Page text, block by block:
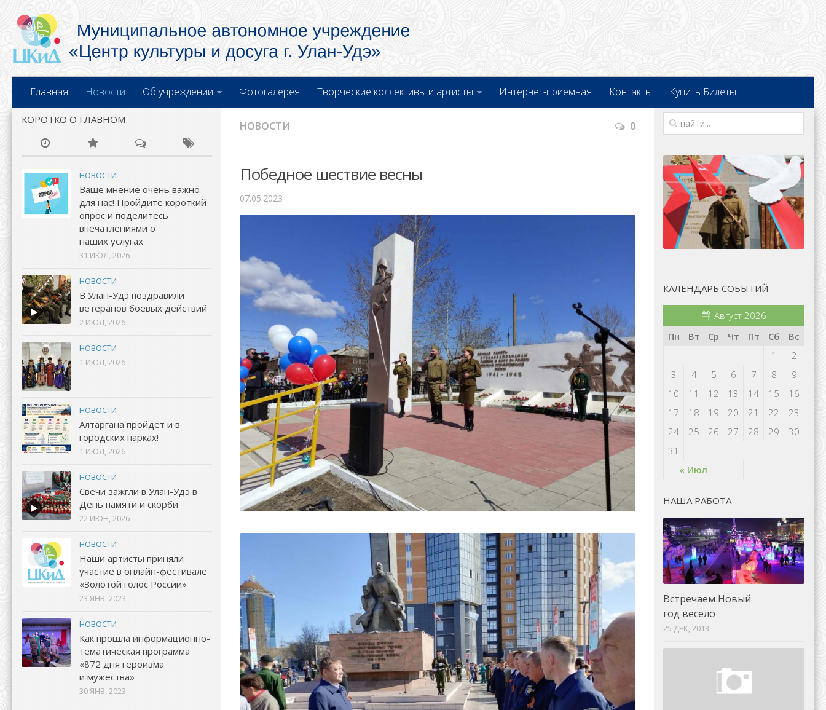
Главная Новости Об учреждении Фотогалерея Творческие коллективы и артисты Интернет-приемная Контакты Купить Билеты
НОВОСТИ 0
Победное шествие весны
07.05.2023
КОРОТКО О ГЛАВНОМ
НОВОСТИ
Ваше мнение очень важно
для нас! Пройдите короткий
опрос и поделитесь
впечатлениями о
наших услугах
31 ИЮЛ, 2026
НОВОСТИ
В Улан-Удэ поздравили
ветеранов боевых действий
2 ИЮЛ, 2026
НОВОСТИ
1 ИЮЛ, 2026
НОВОСТИ
Алтаргана пройдет и в
городских парках!
1 ИЮЛ, 2026
НОВОСТИ
Свечи зажгли в Улан-Удэ в
День памяти и скорби
22 ИЮН, 2026
НОВОСТИ
Наши артисты приняли
участие в онлайн-фестивале
«Золотой голос России»
23 ЯНВ, 2023
НОВОСТИ
Как прошла информационно-
тематическая программа
«872 дня героизма
и мужества»
30 ЯНВ, 2023
КАЛЕНДАРЬ СОБЫТИЙ
Август 2026
Пн
Вт Ср Чт Пт Сб Вс
« Июл
1
2
3
4 5 6 7 8
9
10
11 12 13 14 15
16
17
18 19 20 21 22
23
24
25 26 27 28 29
30
31
НАША РАБОТА
Встречаем Новый
год весело
25 ДЕК, 2013